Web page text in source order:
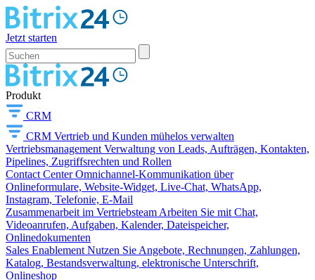
Jetzt starten
Produkt
CRM
CRM Vertrieb und Kunden mühelos verwalten
Vertriebsmanagement Verwaltung von Leads, Aufträgen, Kontakten,
Pipelines, Zugriffsrechten und Rollen
Contact Center Omnichannel-Kommunikation über
Onlineformulare, Website-Widget, Live-Chat, WhatsApp,
Instagram, Telefonie, E-Mail
Zusammenarbeit im Vertriebsteam Arbeiten Sie mit Chat,
Videoanrufen, Aufgaben, Kalender, Dateispeicher,
Onlinedokumenten
Sales Enablement Nutzen Sie Angebote, Rechnungen, Zahlungen,
Katalog, Bestandsverwaltung, elektronische Unterschrift,
Onlineshop